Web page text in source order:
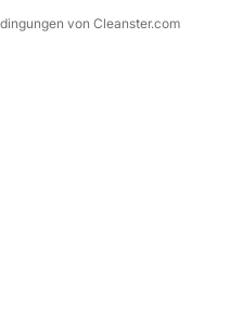
von Cleanster.com